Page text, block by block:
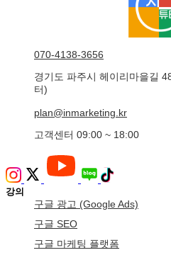
070-4138-3656
경기도 파주시 헤이리마을길
터)
plan@inmarketing.kr
고객센터 09:00 ~ 18:00
강의
구글 광고 (Google Ads)
구글 SEO
구글 마케팅 플랫폼